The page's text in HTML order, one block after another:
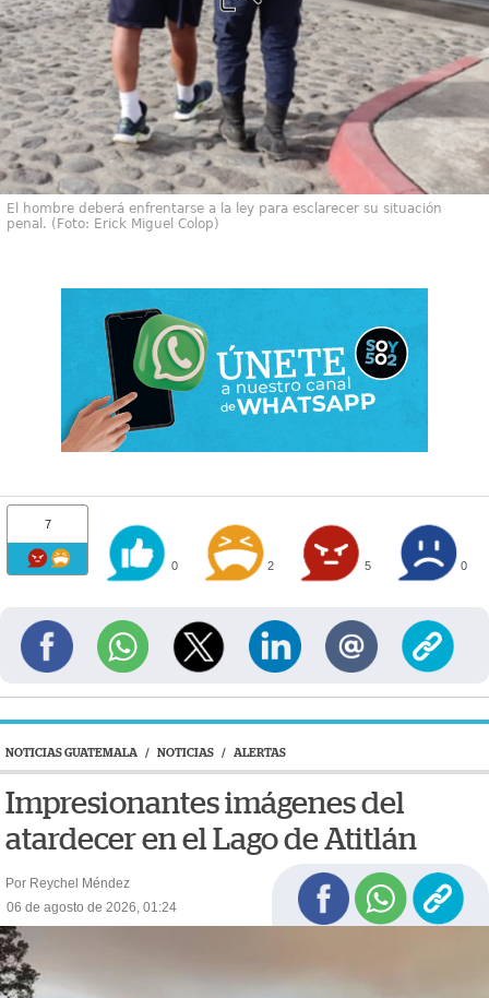
El hombre deberá enfrentarse a la ley para esclarecer su situación
penal. (Foto: Erick Miguel Colop)
7
0 2 5 0
NOTICIAS GUATEMALA / NOTICIAS / ALERTAS
Impresionantes imágenes del
atardecer en el Lago de Atitlán
Por Reychel Méndez
06 de agosto de 2026, 01:24